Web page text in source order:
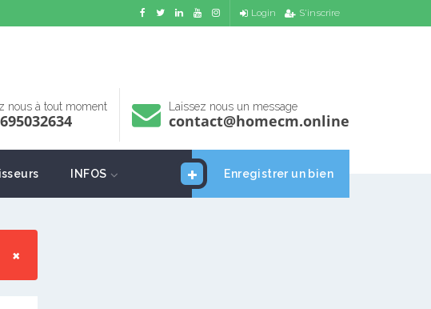
Login S'inscrire
nous à tout moment Laissez nous un message
contact@homecm.online
Enregistrer un bien
INFOS
×